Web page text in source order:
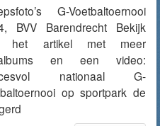
G-Voetbaltoernooi
BVV Barendrecht Bekijk
het artikel met meer
en een video:
nationaal G-
op sportpark de